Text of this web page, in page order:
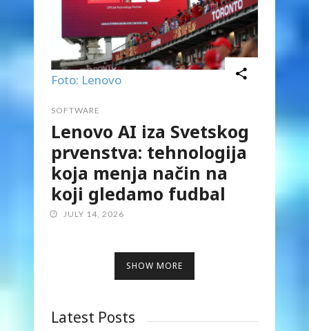
Foto: Lenovo
SOFTWARE
Lenovo AI iza Svetskog
prvenstva: tehnologija
koja menja način na
koji gledamo fudbal
JULY 14, 2026
SHOW MORE
Latest Posts